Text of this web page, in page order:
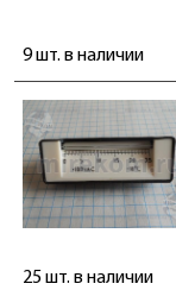
9 шт. в наличии
25 шт. в наличии